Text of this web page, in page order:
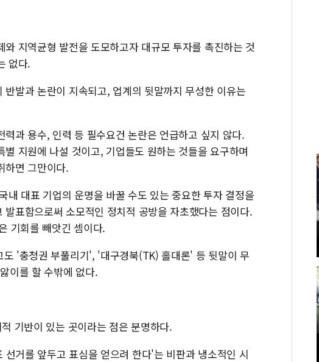
와 지역균형 발전을 도모하고자 대규모 투자를 촉진하는 것
없다.
반발과 논란이 지속되고, 업계의 뒷말까지 무성한 이유는
력과 용수, 인력 등 필수요건 논란은 언급하고 싶지 않다.
별 지원에 나설 것이고, 기업들도 원하는 것들을 요구하며
하면 그만이다.
내 대표 기업의 운명을 바꿀 수도 있는 중요한 투자 결정을
발표함으로써 소모적인 정치적 공방을 자초했다는 점이다.
기회를 빼앗긴 셈이다.
'충청권 부풀리기', '대구경북(TK) 홀대론' 등 뒷말이 무
이를 할 수밖에 없다.
기반이 있는 곳이라는 점은 분명하다.
거를 앞두고 표심을 얻으려 한다'는 비판과 냉소적인 시